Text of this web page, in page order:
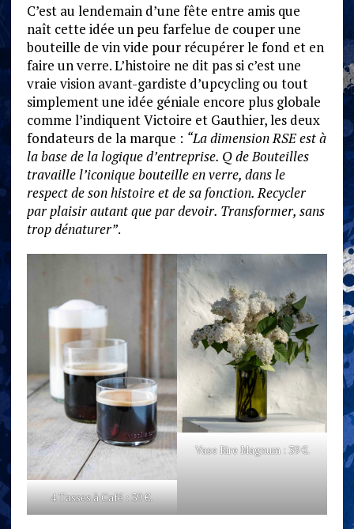
C’est au lendemain d’une fête entre amis que
naît cette idée un peu farfelue de couper une
bouteille de vin vide pour récupérer le fond et en
faire un verre. L’histoire ne dit pas si c’est une
vraie vision avant-gardiste d’upcycling ou tout
simplement une idée géniale encore plus globale
comme l’indiquent Victoire et Gauthier, les deux
fondateurs de la marque : “La dimension RSE est à
la base de la logique d’entreprise. Q de Bouteilles
travaille l’iconique bouteille en verre, dans le
respect de son histoire et de sa fonction. Recycler
par plaisir autant que par devoir. Transformer, sans
trop dénaturer”.
4 Tasses à Café : 39 €.
Vase Rire Magnum : 39 €.